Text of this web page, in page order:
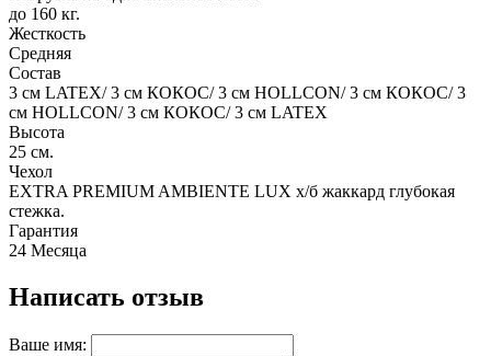
до 160 кг.
Жесткость
Средняя
Состав
3 см LATEX/ 3 см КОКОС/ 3 см HOLLCON/ 3 см КОКОС/ 3
см HOLLCON/ 3 см КОКОС/ 3 см LATEX
Высота
25 см.
Чехол
EXTRA PREMIUM AMBIENTE LUX х/б жаккард глубокая
стежка.
Гарантия
24 Месяца
Написать отзыв
Ваше имя: